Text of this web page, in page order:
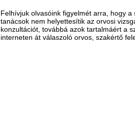
Felhívjuk olvasóink figyelmét arra, hogy a
tanácsok nem helyettesítik az orvosi
konzultációt, továbbá azok tartalmáért a
interneten át válaszoló orvos, szakértő